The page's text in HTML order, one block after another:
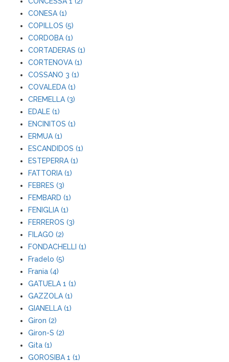
CONESA (1)
COPILLOS (5)
CORDOBA (1)
CORTADERAS (1)
CORTENOVA (1)
COSSANO 3 (1)
COVALEDA (1)
CREMELLA (3)
EDALE (1)
ENCINITOS (1)
ERMUA (1)
ESCANDIDOS (1)
ESTEPERRA (1)
FATTORIA (1)
FEBRES (3)
FEMBARD (1)
FENIGLIA (1)
FERREROS (3)
FILAGO (2)
FONDACHELLI (1)
Fradelo (5)
Frania (4)
GATUELA 1 (1)
GAZZOLA (1)
GIANELLA (1)
Giron (2)
Giron-S (2)
Gita (1)
GOROSIBA 1 (1)